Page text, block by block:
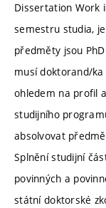
Dissertation Work
semestru studia,
předměty jsou
musí doktorand/
ohledem na profil
studijního
absolvovat
Splnění studijní
povinných a
státní doktorské